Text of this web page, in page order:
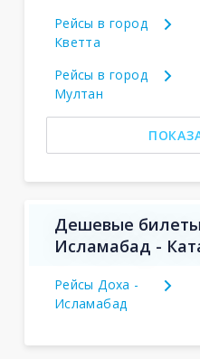
Рейсы в город
Кветта
Рейсы в город
Мултан
Дешевые
Исламабад -
Рейсы Доха -
Исламабад